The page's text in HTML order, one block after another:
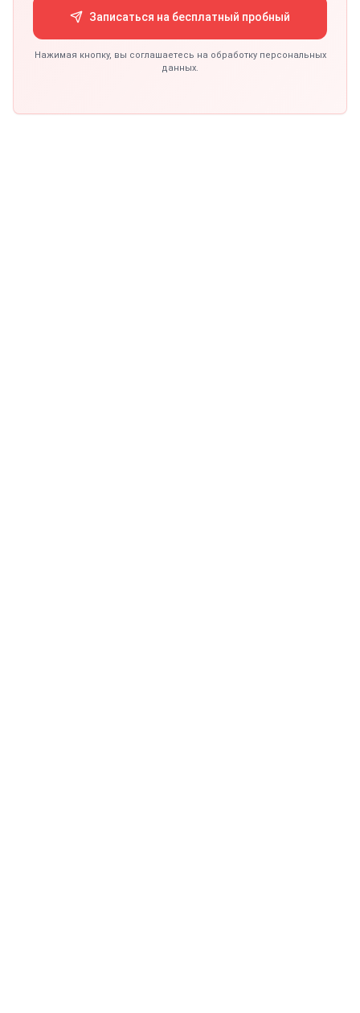
Записаться на бесплатный пробный
Нажимая кнопку, вы соглашаетесь на обработку персональных
данных.